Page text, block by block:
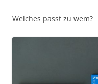
Welches passt zu wem?